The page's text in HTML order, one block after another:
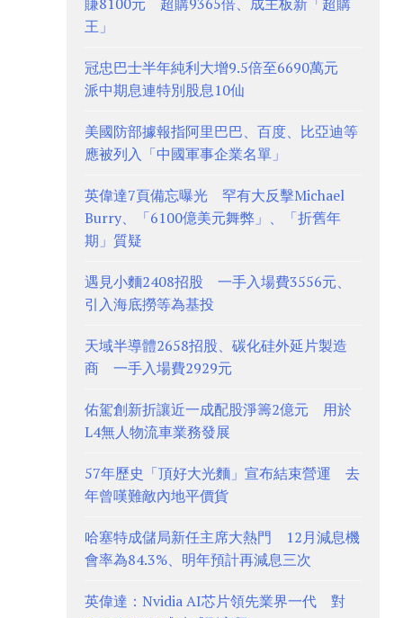
王」
冠忠巴士半年純利大增9.5倍至6690萬元
派中期息連特別股息10仙
美國防部據報指阿里巴巴、百度、比亞迪等
應被列入「中國軍事企業名單」
英偉達7頁備忘曝光 罕有大反擊Michael
Burry、「6100億美元舞弊」、「折舊年
期」質疑
遇見小麵2408招股 一手入場費3556元、
引入海底撈等為基投
天域半導體2658招股、碳化硅外延片製造
商 一手入場費2929元
佑駕創新折讓近一成配股淨籌2億元 用於
L4無人物流車業務發展
57年歷史「頂好大光麵」宣布結束營運 去
年曾嘆難敵內地平價貨
哈塞特成儲局新任主席大熱門 12月減息機
會率為84.3%、明年預計再減息三次
英偉達：Nvidia AI芯片領先業界一代 對